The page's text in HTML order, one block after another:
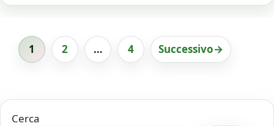
Pagina
1 Pagina
2 … Pagina
4 Successivo→
Cerca